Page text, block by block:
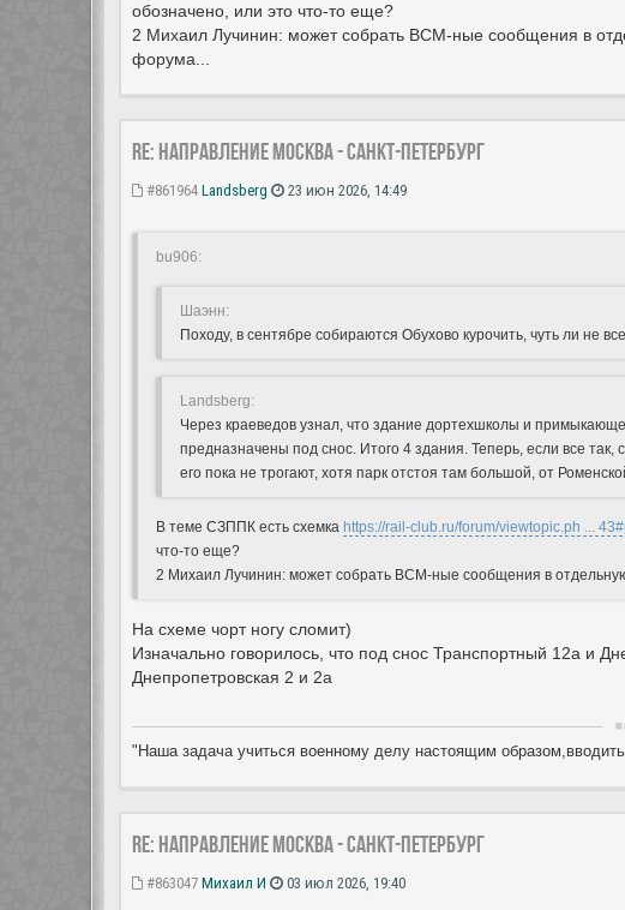
обозначено, или это что-то еще?
2 Михаил Лучинин: может собрать ВСМ-ные сообщения в
форума...
Re: Направление Москва - Санкт-Петербург
#861964 Landsberg 23 июн 2026, 14:49
bu906:
Шаэнн:
Походу, в сентябре собираются Обухово курочить, чуть ли не
Landsberg:
Через краеведов узнал, что здание дортехшколы и
предназначены под снос. Итого 4 здания. Теперь, если все
его пока не трогают, хотя парк отстоя там большой, от
В теме СЗППК есть схемка https://rail-club.ru/forum/viewtopic.ph ...
что-то еще?
2 Михаил Лучинин: может собрать ВСМ-ные сообщения в
На схеме чорт ногу сломит)
Изначально говорилось, что под снос Транспортный 12а и
Днепропетровская 2 и 2а
"Наша задача учиться военному делу настоящим
Re: Направление Москва - Санкт-Петербург
#863047 Михаил И 03 июл 2026, 19:40